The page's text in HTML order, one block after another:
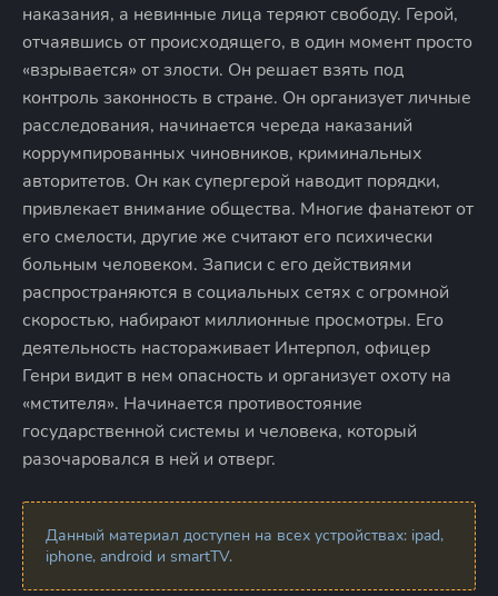
наказания, а невинные лица теряют свободу. Герой,
отчаявшись от происходящего, в один момент просто
«взрывается» от злости. Он решает взять под
контроль законность в стране. Он организует личные
расследования, начинается череда наказаний
коррумпированных чиновников, криминальных
авторитетов. Он как супергерой наводит порядки,
привлекает внимание общества. Многие фанатеют от
его смелости, другие же считают его психически
больным человеком. Записи с его действиями
распространяются в социальных сетях с огромной
скоростью, набирают миллионные просмотры. Его
деятельность настораживает Интерпол, офицер
Генри видит в нем опасность и организует охоту на
«мстителя». Начинается противостояние
государственной системы и человека, который
разочаровался в ней и отверг.
Данный материал доступен на всех устройствах: ipad,
iphone, android и smartTV.